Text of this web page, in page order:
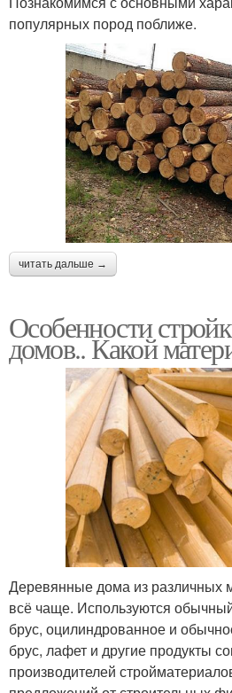
популярных пород поближе.
читать дальше →
Особенности
домов.. Какой
Деревянные дома из различных
всё чаще. Используются
брус, оцилиндрованное и
брус, лафет и другие продукты
производителей